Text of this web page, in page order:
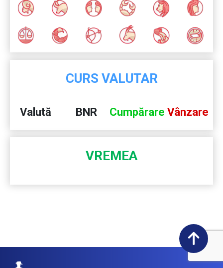
CURS VALUTAR
Valută BNR Cumpărare Vânzare
VREMEA